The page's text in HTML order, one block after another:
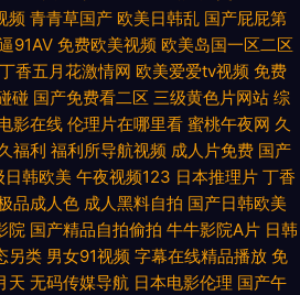
频 青青草国产 欧美日韩乱 国产屁屁第
91AV 免费欧美视频 欧美岛国一区二区
丁香五月花激情网 欧美爱爱tv视频 免费
碰 国产免费看二区 三级黄色片网站 综
影在线 伦理片在哪里看 蜜桃午夜网 久
福利 福利所导航视频 成人片免费 国产
日韩欧美 午夜视频123 日本推理片 丁香
品成人色 成人黑料自拍 国产日韩欧美
院 国产精品自拍偷拍 牛牛影院A片 日韩
另类 男女91视频 字幕在线精品播放 免
天 无码传媒导航 日本电影伦理 国产午